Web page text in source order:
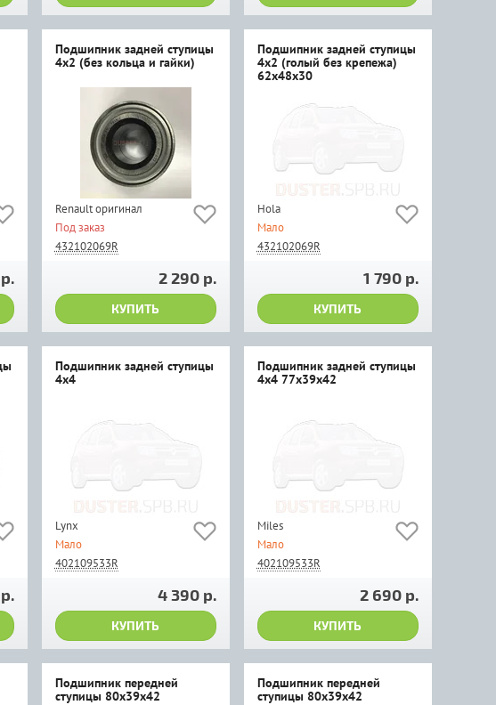
Подшипник задней ступицы
4x2 (без кольца и гайки)
Renault оригинал
Под заказ
432102069R
2 290 р.
КУПИТЬ
Подшипник задней ступицы
4x2 (голый без крепежа)
62х48х30
Hola
Мало
432102069R
1 790 р.
КУПИТЬ
Подшипник задней ступицы
4x4
Lynx
Мало
402109533R
4 390 р.
КУПИТЬ
Подшипник задней ступицы
4x4 77х39х42
Miles
Мало
402109533R
2 690 р.
КУПИТЬ
Подшипник передней
ступицы 80х39х42
Подшипник передней
ступицы 80х39х42